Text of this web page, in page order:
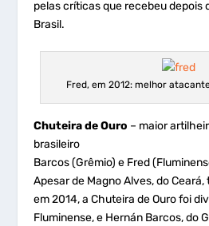
pelas críticas que recebeu depois
Brasil.
Fred, em 2012: melhor
Chuteira de Ouro – maior
brasileiro
Barcos (Grêmio) e Fred
Apesar de Magno Alves, do
em 2014, a Chuteira de Ouro foi
Fluminense, e Hernán Barcos, do